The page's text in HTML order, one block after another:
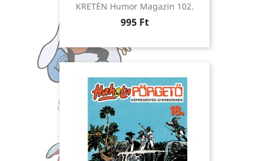
KRETÉN Humor Magazin 102.
Ár
995 Ft